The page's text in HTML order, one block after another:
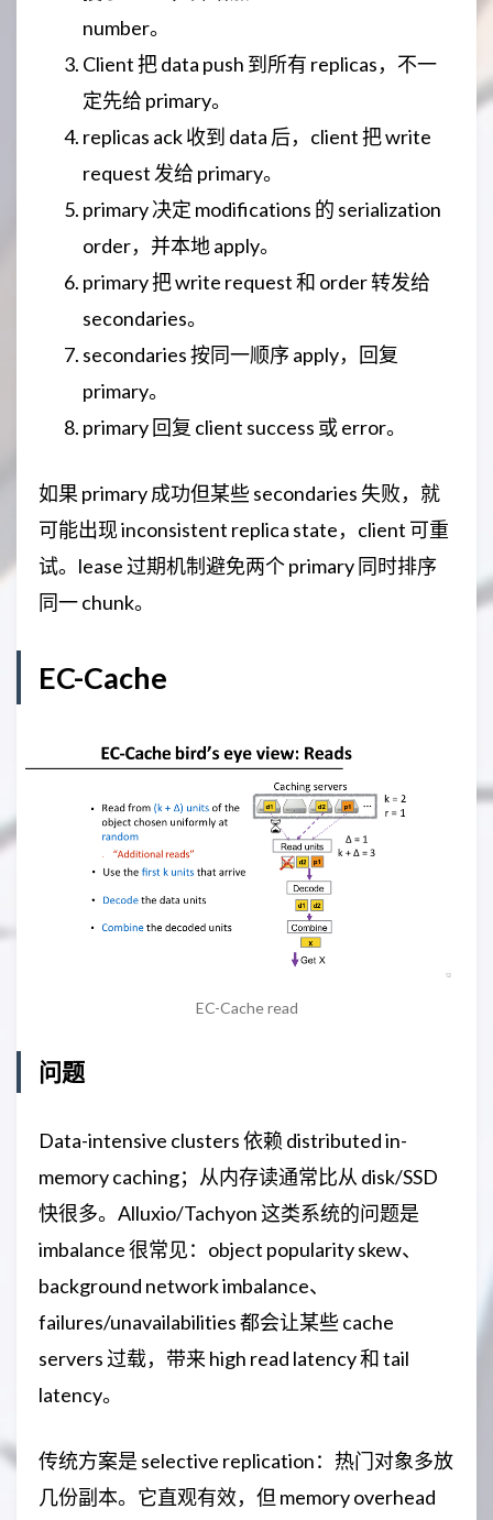
number。
Client 把 data push 到所有 replicas，不一
定先给 primary。
replicas ack 收到 data 后，client 把 write
request 发给 primary。
primary 决定 modifications 的 serialization
order，并本地 apply。
primary 把 write request 和 order 转发给
secondaries。
secondaries 按同一顺序 apply，回复
primary。
primary 回复 client success 或 error。
如果 primary 成功但某些 secondaries 失败，就
可能出现 inconsistent replica state，client 可重
试。lease 过期机制避免两个 primary 同时排序
同一 chunk。
EC-Cache
EC-Cache read
问题
Data-intensive clusters 依赖 distributed in-
memory caching；从内存读通常比从 disk/SSD
快很多。Alluxio/Tachyon 这类系统的问题是
imbalance 很常见：object popularity skew、
background network imbalance、
failures/unavailabilities 都会让某些 cache
servers 过载，带来 high read latency 和 tail
latency。
传统方案是 selective replication：热门对象多放
几份副本。它直观有效，但 memory overhead